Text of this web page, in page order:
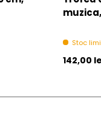
Stoc
Pret
142,00